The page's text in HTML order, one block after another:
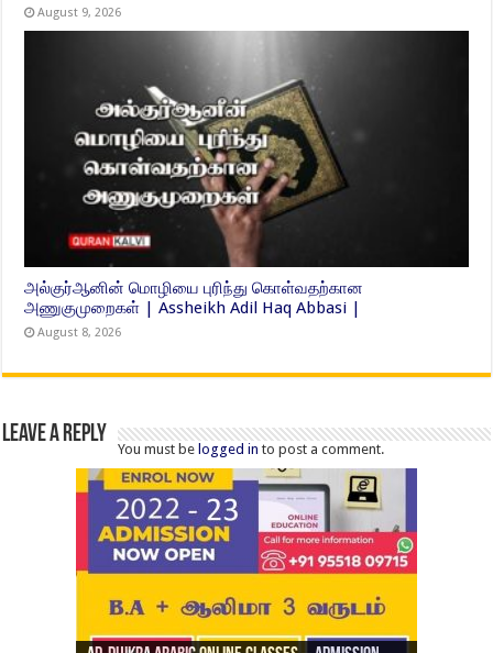
August 9, 2026
அல்குர்ஆனின் மொழியை புரிந்து கொள்வதற்கான
அணுகுமுறைகள் | Assheikh Adil Haq Abbasi |
August 8, 2026
Leave a Reply
You must be logged in to post a comment.